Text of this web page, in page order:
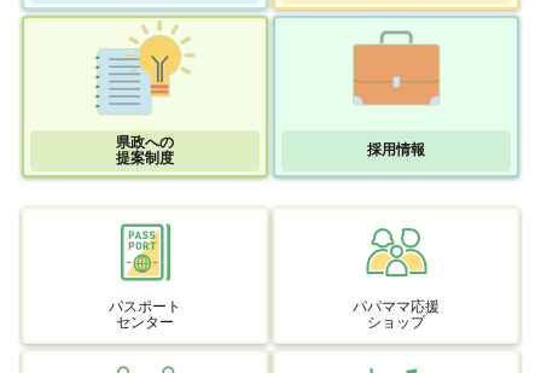
県政への
提案制度
採用情報
パスポート
センター
パパママ応援
ショップ